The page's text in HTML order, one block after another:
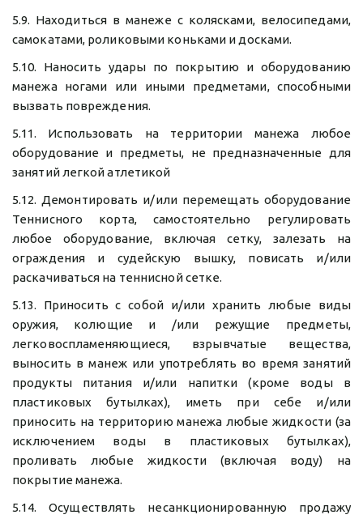
5.9. Находиться в манеже с колясками, велосипедами,
самокатами, роликовыми коньками и досками.
5.10. Наносить удары по покрытию и оборудованию
манежа ногами или иными предметами, способными
вызвать повреждения.
5.11. Использовать на территории манежа любое
оборудование и предметы, не предназначенные для
занятий легкой атлетикой
5.12. Демонтировать и/или перемещать оборудование
Теннисного корта, самостоятельно регулировать
любое оборудование, включая сетку, залезать на
ограждения и судейскую вышку, повисать и/или
раскачиваться на теннисной сетке.
5.13. Приносить с собой и/или хранить любые виды
оружия, колющие и /или режущие предметы,
легковоспламеняющиеся, взрывчатые вещества,
выносить в манеж или употреблять во время занятий
продукты питания и/или напитки (кроме воды в
пластиковых бутылках), иметь при себе и/или
приносить на территорию манежа любые жидкости (за
исключением воды в пластиковых бутылках),
проливать любые жидкости (включая воду) на
покрытие манежа.
5.14. Осуществлять несанкционированную продажу